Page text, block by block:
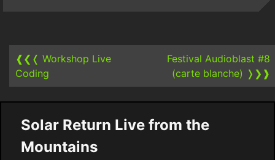
navigation
❰❮❬ Workshop Live
Coding
Festival Audioblast #8
(carte blanche) ❭❯❱
Solar Return Live from the
Mountains